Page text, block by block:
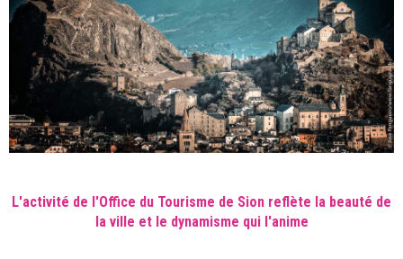
L'activité de l'Office du Tourisme de Sion reflète la beauté de
la ville et le dynamisme qui l'anime